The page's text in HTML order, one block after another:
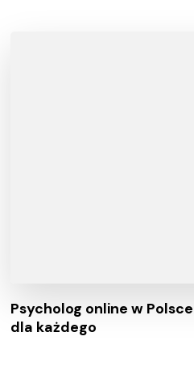
Psycholog online w
dla każdego